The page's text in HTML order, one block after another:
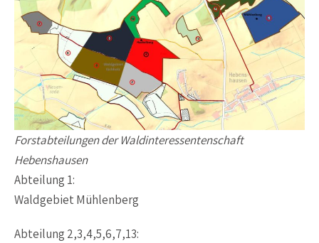
Forstabteilungen der Waldinteressentenschaft
Hebenshausen
Abteilung 1:
Waldgebiet Mühlenberg
Abteilung 2,3,4,5,6,7,13: